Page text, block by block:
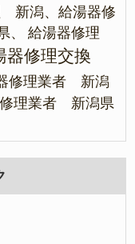
新潟、給湯器修
給湯器修理
器修理交換
修理業者 新潟
理業者 新潟県